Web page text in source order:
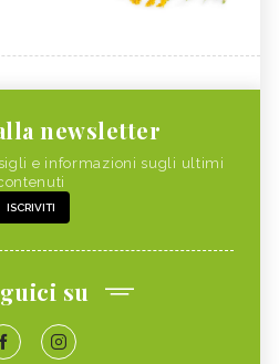
newsletter
e informazioni sugli ultimi
ISCRIVITI
su